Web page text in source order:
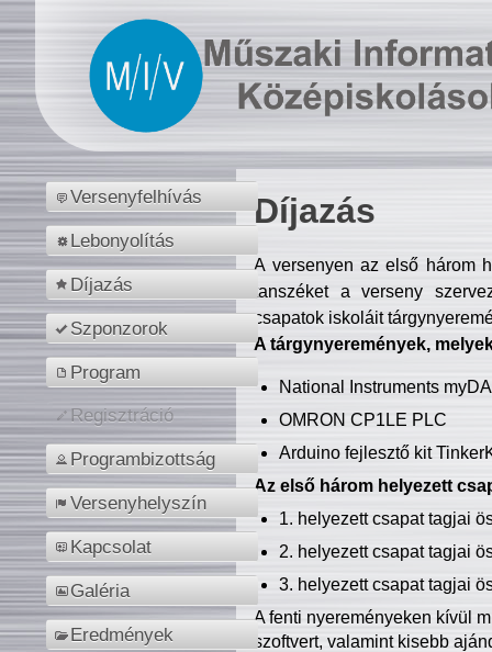
Versenyfelhívás
Lebonyolítás
Díjazás
Szponzorok
Program
Regisztráció
Programbizottság
Versenyhelyszín
Kapcsolat
Galéria
Eredmények
Díjazás
A versenyen az első három
tanszéket a verseny
csapatok iskoláit
A tárgynyeremények,
National Instruments
OMRON CP1LE PLC
Arduino fejlesztő kit
Az első három helyezett
1. helyezett csapat tagjai
2. helyezett csapat tagjai
3. helyezett csapat tagjai
A fenti nyereményeken kívül
szoftvert, valamint kisebb